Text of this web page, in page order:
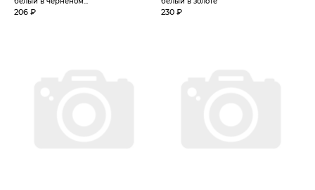
206 ₽ 230 ₽